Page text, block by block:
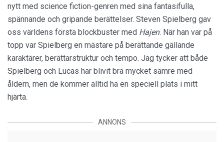
nytt med science fiction-genren med sina fantasifulla,
spännande och gripande berättelser. Steven Spielberg gav
oss världens första blockbuster med Hajen. När han var på
topp var Spielberg en mästare på berättande gällande
karaktärer, berättarstruktur och tempo. Jag tycker att både
Spielberg och Lucas har blivit bra mycket sämre med
åldern, men de kommer alltid ha en speciell plats i mitt
hjärta.
ANNONS